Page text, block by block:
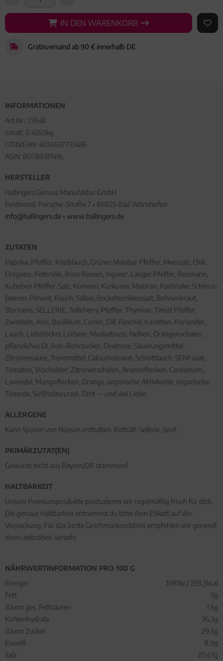
IN DEN WARENKORB
IN DEN WARENKORB AUF
Gratisversand ab 90 € innerhalb DE
INFORMATIONEN
Art.Nr.: 73543
Inhalt: 0.4350kg
GTIN/EAN: 4054537735436
ASIN: B07893FN9L
HERSTELLER
Hallingers Genuss Manufaktur GmbH
Ferdinand-Porsche-Straße 7 • 86825 Bad Wörishofen
info@hallingers.de • www.hallingers.de
ZUTATEN
Paprika, Pfeffer, Knoblauch, Grüner Malabar Pfeffer, Meersalz, Chili,
Oregano, Petersilie, Rosa Beeren, Ingwer, Langer Pfeffer, Rosmarin,
Kubeben Pfeffer, Salz, Kümmel, Kurkuma, Majoran, Pastinake, Schinus-
Beeren, Piment, Rauch, Salbei, Bockshornkleesaat, Bohnenkraut,
Sternanis, SELLERIE, Tellicherry Pfeffer, Thymian, Timut Pfeffer,
Zwiebeln, Anis, Basilikum, Cumin, Dill, Fenchel, Karotten, Koriander,
Lauch, Liebstöckel, Lorbeer, Muskatnuss, Nelken, Orangenschalen,
pflanzliches Öl, Roh-Rohrzucker, Dextrose, Säuerungsmittel:
Zitronensäure, Trennmittel: Calciumstearat, Schnittlauch, SENFsaat,
Tomaten, Wacholder, Zitronenschalen, Ananasflocken, Cardamom,
Lavendel, Mangoflocken, Orange, organische Aktivkohle, organische
Tonerde, Süßholzwurzel, Zimt — und viel Liebe.
ALLERGENE
Kann Spuren von Nüssen enthalten. Enthält: Sellerie, Senf.
PRIMÄRZUTAT(EN)
Gewürze nicht aus Bayern/DE stammend
HALTBARKEIT
Unsere Premiumprodukte produzieren wir regelmäßig frisch für dich.
Die genaue Haltbarkeit entnimmst du bitte dem Etikett auf der
Verpackung. Für das beste Geschmackserlebnis empfehlen wir generell
einen zeitnahen Verzehr.
NÄHRWERTINFORMATION PRO 100 G
Energie
1081kJ / 258,3kcal
Fett
5g
davon ges. Fettsäuren
1,5g
Kohlenhydrate
36,3g
davon Zucker
29,5g
Eiweiß
8,9g
Salz
20,67g